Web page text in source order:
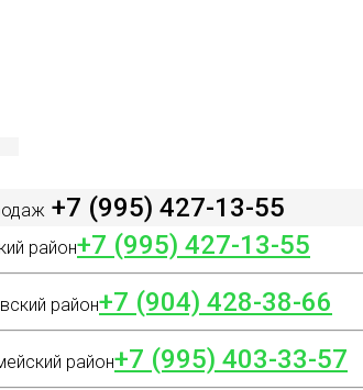
+7 (995) 427-13-55
район+7 (995) 427-13-55
район+7 (904) 428-38-66
район+7 (995) 403-33-57